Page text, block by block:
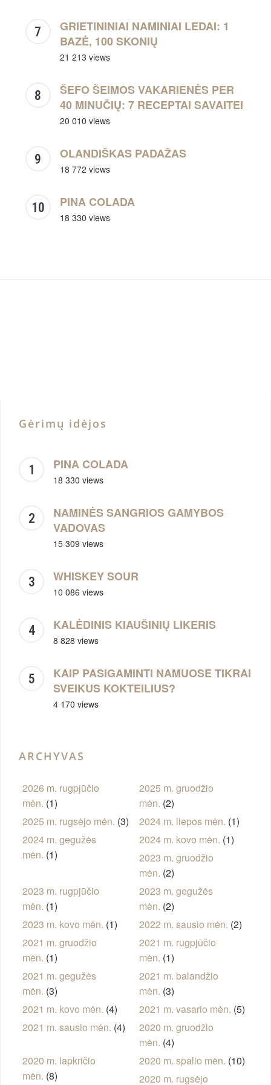
GRIETININIAI NAMINIAI LEDAI: 1
BAZĖ, 100 SKONIŲ
21 213 views
ŠEFO ŠEIMOS VAKARIENĖS PER
40 MINUČIŲ: 7 RECEPTAI SAVAITEI
20 010 views
OLANDIŠKAS PADAŽAS
18 772 views
PINA COLADA
18 330 views
Gėrimų idėjos
PINA COLADA
18 330 views
NAMINĖS SANGRIOS GAMYBOS
VADOVAS
15 309 views
WHISKEY SOUR
10 086 views
KALĖDINIS KIAUŠINIŲ LIKERIS
8 828 views
KAIP PASIGAMINTI NAMUOSE TIKRAI
SVEIKUS KOKTEILIUS?
4 170 views
ARCHYVAS
2026 m. rugpjūčio
mėn. (1)
2025 m. gruodžio
mėn. (2)
2025 m. rugsėjo mėn. (3) 2024 m. liepos mėn. (1)
2024 m. gegužės
mėn. (1)
2024 m. kovo mėn. (1)
2023 m. gruodžio
mėn. (2)
2023 m. rugpjūčio
mėn. (1)
2023 m. gegužės
mėn. (2)
2023 m. kovo mėn. (1) 2022 m. sausio mėn. (2)
2021 m. gruodžio
mėn. (1)
2021 m. rugpjūčio
mėn. (1)
2021 m. gegužės
mėn. (3)
2021 m. balandžio
mėn. (3)
2021 m. kovo mėn. (4) 2021 m. vasario mėn. (5)
2021 m. sausio mėn. (4)
2020 m. gruodžio
mėn. (4)
2020 m. lapkričio
mėn. (8)
2020 m. spalio mėn. (10)
2020 m. rugsėjo